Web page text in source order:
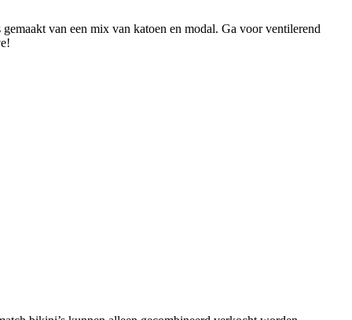
van een mix van katoen en modal. Ga voor ventilerend